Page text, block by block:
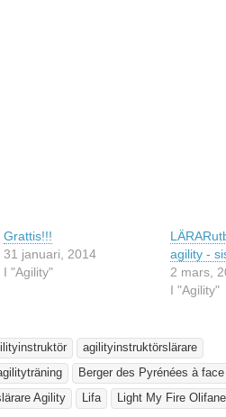
Grattis!!!
31 januari, 2014
I "Agility"
agility -
2 mars,
I "Agility"
agilityinstruktörslärare
Berger des Pyrénées à
Agility Lifa Light My Fire Olifane